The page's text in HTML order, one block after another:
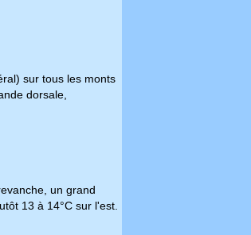
sur tous les monts
dorsale,
un grand
13 à 14°C sur l'est.